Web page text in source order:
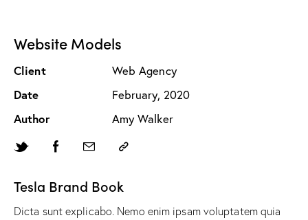
Website Models
Client
Web Agency
Date
February, 2020
Author
Amy Walker
Tesla Brand Book
Dicta sunt explicabo. Nemo enim ipsam voluptatem quia